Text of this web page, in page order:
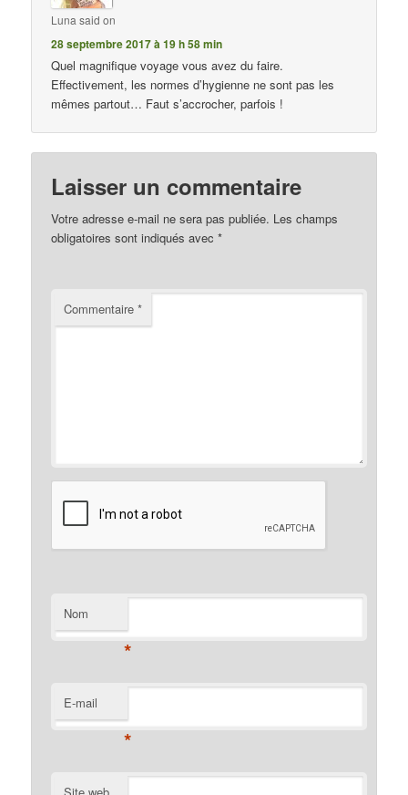
Luna said on
28 septembre 2017 à 19 h 58 min
Quel magnifique voyage vous avez du faire.
Effectivement, les normes d’hygienne ne sont pas les
mêmes partout… Faut s’accrocher, parfois !
Laisser un commentaire
Votre adresse e-mail ne sera pas publiée. Les champs
obligatoires sont indiqués avec*
Commentaire*
Nom
*
E-mail
*